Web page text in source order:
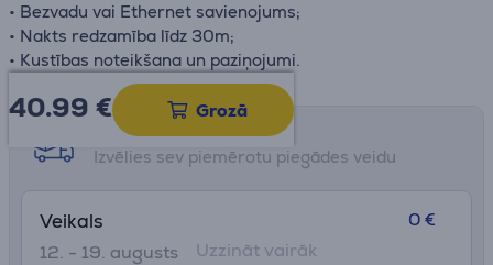
• Bezvadu vai Ethernet savienojums;
• Nakts redzamība līdz 30m;
• Kustības noteikšana un paziņojumi.
40.99 € Grozā
Saņemšanas iespējas
Izvēlies sev piemērotu piegādes veidu
Veikals
12. - 19. augusts
0 €
Uzzināt vairāk